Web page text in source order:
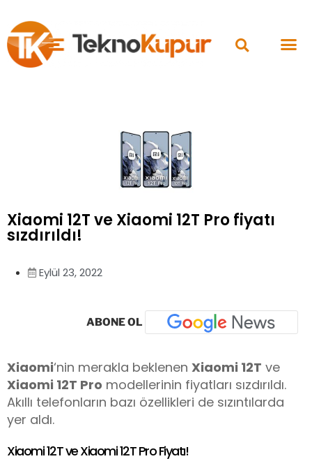
Xiaomi 12T ve Xiaomi 12T Pro fiyatı
sızdırıldı!
Eylül 23, 2022
ABONE OL
Xiaomi‘nin merakla beklenen Xiaomi 12T ve
Xiaomi 12T Pro modellerinin fiyatları sızdırıldı.
Akıllı telefonların bazı özellikleri de sızıntılarda
yer aldı.
Xiaomi 12T ve Xiaomi 12T Pro Fiyatı!